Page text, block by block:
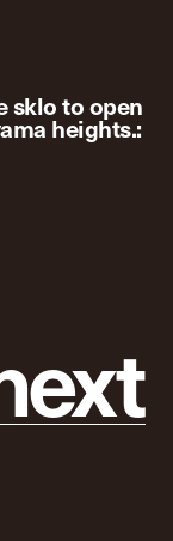
sklo to open
heights.:
ext